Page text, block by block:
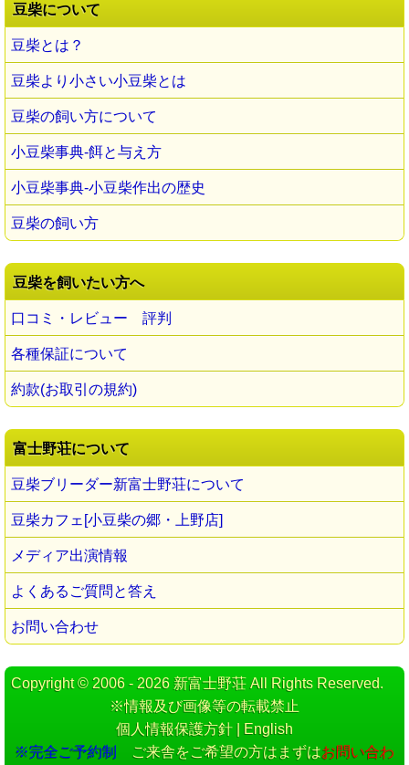
豆柴について
豆柴とは？
豆柴より小さい小豆柴とは
豆柴の飼い方について
小豆柴事典-餌と与え方
小豆柴事典-小豆柴作出の歴史
豆柴の飼い方
豆柴を飼いたい方へ
口コミ・レビュー 評判
各種保証について
約款(お取引の規約)
富士野荘について
豆柴ブリーダー新富士野荘について
豆柴カフェ[小豆柴の郷・上野店]
メディア出演情報
よくあるご質問と答え
お問い合わせ
Copyright © 2006 - 2026 新富士野荘 All Rights Reserved.
※情報及び画像等の転載禁止
個人情報保護方針 | English
※完全ご予約制
ご来舎をご希望の方はまずはお問い合わ